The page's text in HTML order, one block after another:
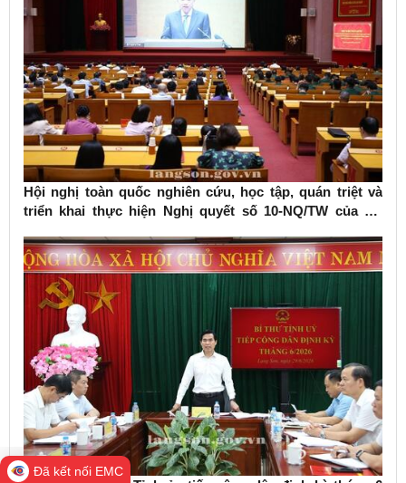
Hội nghị toàn quốc nghiên cứu, học tập, quán triệt và
triển khai thực hiện Nghị quyết số 10-NQ/TW của Bộ
Đã kết nối EMC